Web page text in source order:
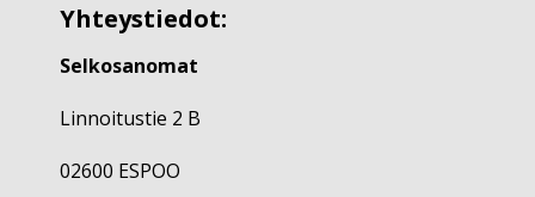
Yhteystiedot:
Selkosanomat
Linnoitustie 2 B
02600 ESPOO